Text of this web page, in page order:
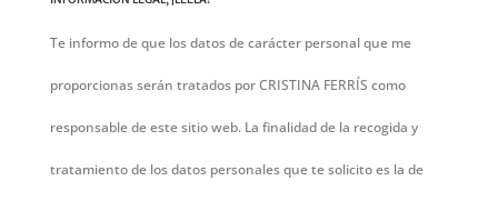
Te informo de que los datos de carácter personal que me
proporcionas serán tratados por CRISTINA FERRÍS como
responsable de este sitio web. La finalidad de la recogida y
tratamiento de los datos personales que te solicito es la de